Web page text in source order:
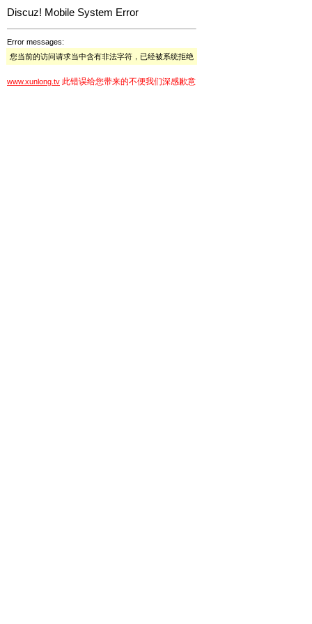
Discuz! Mobile System Error
Error messages:
您当前的访问请求当中含有非法字符，已经被系统拒绝
www.xunlong.tv 此错误给您带来的不便我们深感歉意